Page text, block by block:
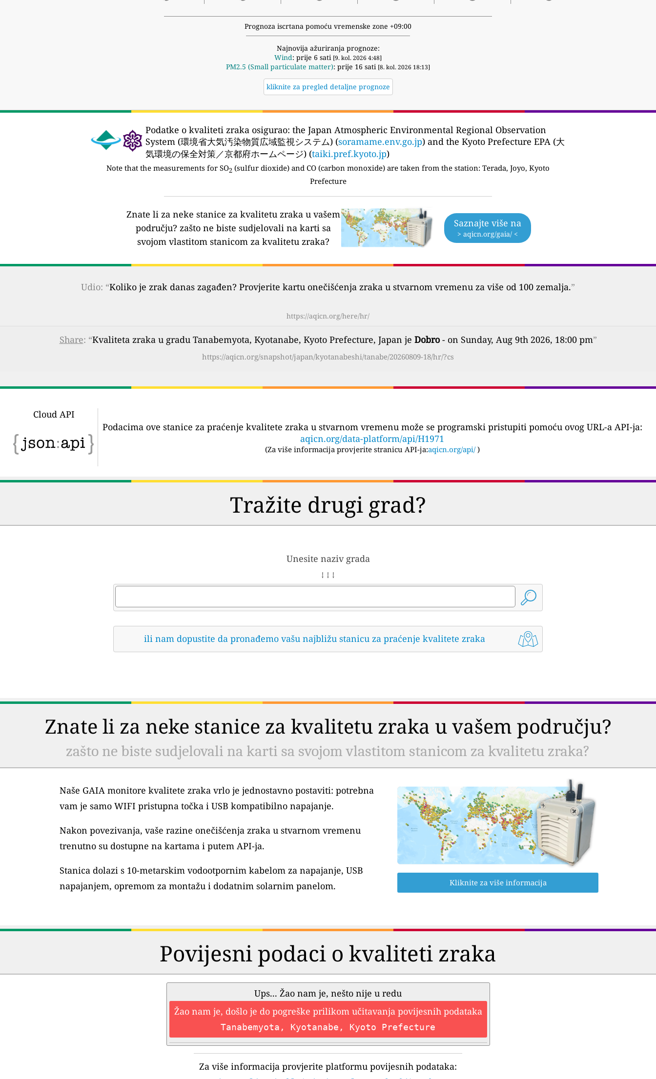
Prognoza iscrtana pomoću vremenske zone +09:00
Najnovija ažuriranja prognoze:
Wind: prije 6 sati [9. kol. 2026 4:48]
PM2.5 (Small particulate matter): prije 16 sati [8. kol. 2026 18:13]
kliknite za pregled detaljne prognoze
Podatke o kvaliteti zraka osigurao: the Japan Atmospheric Environmental Regional Observation
System (環境省大気汚染物質広域監視システム) (soramame.env.go.jp) and the Kyoto Prefecture EPA (大
気環境の保全対策／京都府ホームページ) (taiki.pref.kyoto.jp)
Note that the measurements for SO2 (sulfur dioxide) and CO (carbon monoxide) are taken from the station: Terada, Joyo, Kyoto
Prefecture
Znate li za neke stanice za kvalitetu zraka u vašem
području? zašto ne biste sudjelovali na karti sa
svojom vlastitom stanicom za kvalitetu zraka?
Saznajte više na
> aqicn.org/gaia/ <
Udio: “Koliko je zrak danas zagađen? Provjerite kartu onečišćenja zraka u stvarnom vremenu za više od 100 zemalja.”
https://aqicn.org/here/hr/
Share: “Kvaliteta zraka u gradu Tanabemyota, Kyotanabe, Kyoto Prefecture, Japan je Dobro- on Sunday, Aug 9th 2026, 18:00 pm”
https://aqicn.org/snapshot/japan/kyotanabeshi/tanabe/20260809-18/hr/?cs
Cloud API
Podacima ove stanice za praćenje kvalitete zraka u stvarnom vremenu može se programski pristupiti pomoću ovog URL-a API-ja:
aqicn.org/data-platform/api/H1971
(Za više informacija provjerite stranicu API-ja:aqicn.org/api/ )
Tražite drugi grad?
Unesite naziv grada
↓ ↓ ↓
ili nam dopustite da pronađemo vašu najbližu stanicu za praćenje kvalitete zraka
Znate li za neke stanice za kvalitetu zraka u vašem području?
zašto ne biste sudjelovali na karti sa svojom vlastitom stanicom za kvalitetu zraka?
Naše GAIA monitore kvalitete zraka vrlo je jednostavno postaviti: potrebna
vam je samo WIFI pristupna točka i USB kompatibilno napajanje.
Nakon povezivanja, vaše razine onečišćenja zraka u stvarnom vremenu
trenutno su dostupne na kartama i putem API-ja.
Stanica dolazi s 10-metarskim vodootpornim kabelom za napajanje, USB
napajanjem, opremom za montažu i dodatnim solarnim panelom.
Kliknite za više informacija
Povijesni podaci o kvaliteti zraka
Ups... Žao nam je, nešto nije u redu
Žao nam je, došlo je do pogreške prilikom učitavanja povijesnih podataka
Tanabemyota, Kyotanabe, Kyoto Prefecture
Za više informacija provjerite platformu povijesnih podataka: